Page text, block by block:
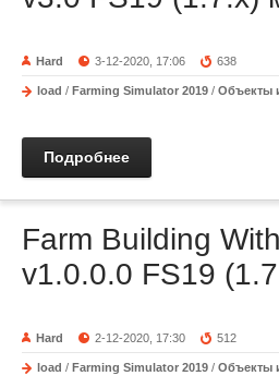
Hard 3-12-2020, 17:06 638
load / Farming Simulator 2019 / Объекты
Подробнее
Farm Building
v1.0.0.0 FS19
Hard 2-12-2020, 17:30 512
load / Farming Simulator 2019 / Объекты